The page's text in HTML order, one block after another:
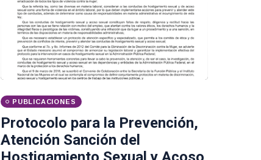
PUBLICACIONES
Protocolo para la Prevención,
Atención Sanción del